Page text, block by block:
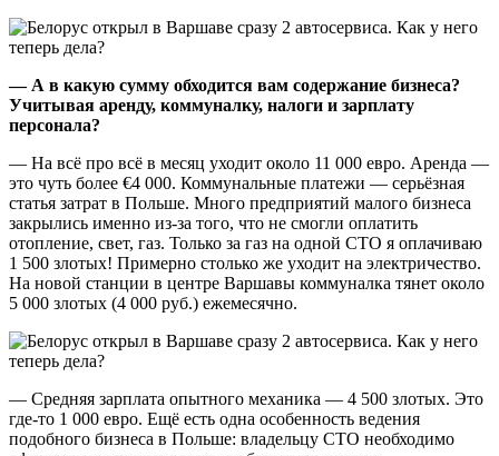
— А в какую сумму обходится вам содержание бизнеса?
Учитывая аренду, коммуналку, налоги и зарплату
персонала?
— На всё про всё в месяц уходит около 11 000 евро. Аренда —
это чуть более €4 000. Коммунальные платежи — серьёзная
статья затрат в Польше. Много предприятий малого бизнеса
закрылись именно из-за того, что не смогли оплатить
отопление, свет, газ. Только за газ на одной СТО я оплачиваю
1 500 злотых! Примерно столько же уходит на электричество.
На новой станции в центре Варшавы коммуналка тянет около
5 000 злотых (4 000 руб.) ежемесячно.
— Средняя зарплата опытного механика — 4 500 злотых. Это
где-то 1 000 евро. Ещё есть одна особенность ведения
подобного бизнеса в Польше: владельцу СТО необходимо